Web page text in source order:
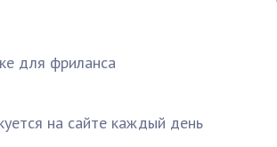
для фриланса
на сайте каждый день